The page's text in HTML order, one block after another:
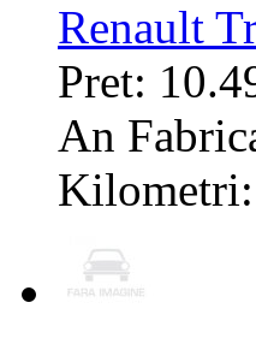
Renault
Pret:
An